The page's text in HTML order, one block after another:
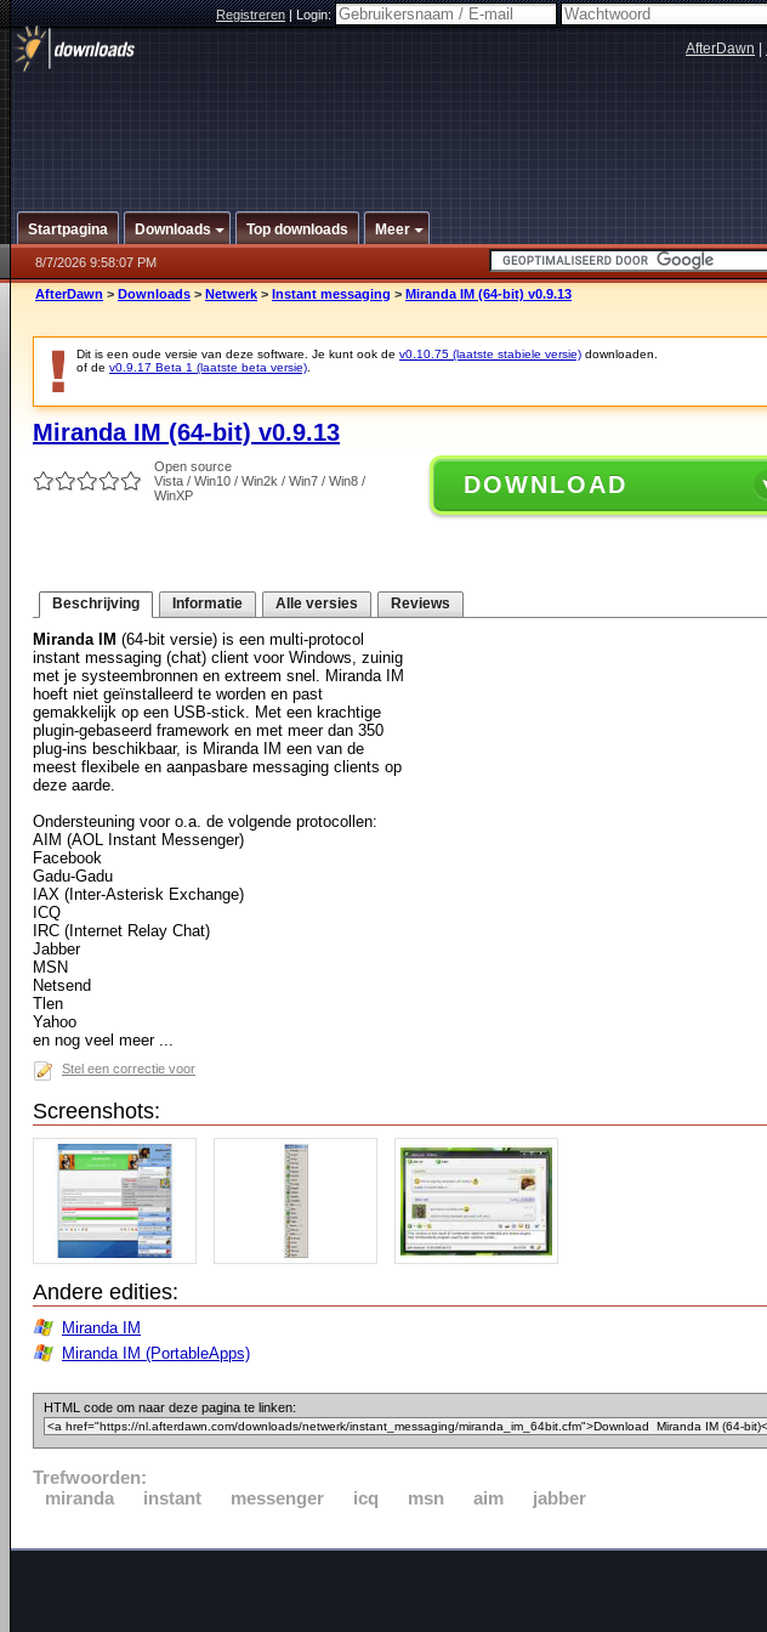
Registreren|Login:
AfterDawn
Startpagina Downloads Top downloads Meer
8/7/2026 9:58:07 PM
AfterDawn > Downloads > Netwerk > Instant messaging > Miranda IM (64-bit) v0.9.13
Dit is een oude versie van deze software. Je kunt ook de v0.10.75 (laatste stabiele versie) downloaden.
of de v0.9.17 Beta 1 (laatste beta versie)
Miranda IM (64-bit) v0.9.13
Open source
Vista / Win10 / Win2k / Win7 / Win8 /
WinXP
DOWNLOAD
Beschrijving Informatie Alle versies Reviews
Miranda IM (64-bit versie) is een multi-protocol
instant messaging (chat) client voor Windows, zuinig
met je systeembronnen en extreem snel. Miranda IM
hoeft niet geïnstalleerd te worden en past
gemakkelijk op een USB-stick. Met een krachtige
plugin-gebaseerd framework en met meer dan 350
plug-ins beschikbaar, is Miranda IM een van de
meest flexibele en aanpasbare messaging clients op
deze aarde.
Ondersteuning voor o.a. de volgende protocollen:
AIM (AOL Instant Messenger)
Facebook
Gadu-Gadu
IAX (Inter-Asterisk Exchange)
ICQ
IRC (Internet Relay Chat)
Jabber
MSN
Netsend
Tlen
Yahoo
en nog veel meer ...
Stel een correctie voor
Screenshots:
Andere edities:
Miranda IM
Miranda IM (PortableApps)
HTML code om naar deze pagina te linken:
Trefwoorden:
miranda
instant messenger icq msn aim jabber